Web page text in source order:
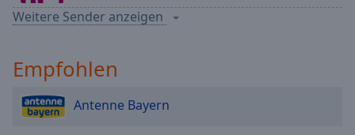
HR-info Radio
MDR JUMP
MDR Schlagerwelt Sachsen
Weitere Sender anzeigen
Empfohlen
Antenne Bayern